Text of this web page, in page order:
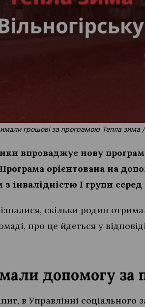
грошові за програмою Тепла зима
впроваджує нову
орієнтована на
інвалідністю І групи
скільки родин
про це йдеться у
допомогу за
в Управлінні